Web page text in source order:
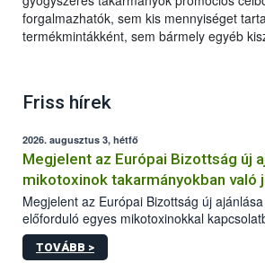
forgalmazhatók, sem kis mennyiséget
termékmintákként, sem bármely egyéb
Friss hírek
2026. augusztus 3, hétfő
Megjelent az Európai Bizottság új
mikotoxinok takarmányokban való
Megjelent az Európai Bizottság új
előforduló egyes mikotoxinokkal
2027-től új irányértékek alkalmazását írja
hatályos uniós ajánlások helyébe lép.
TOVÁBB >